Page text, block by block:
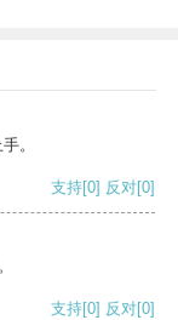
。
支持[0] 反对[0]
支持[0] 反对[0]